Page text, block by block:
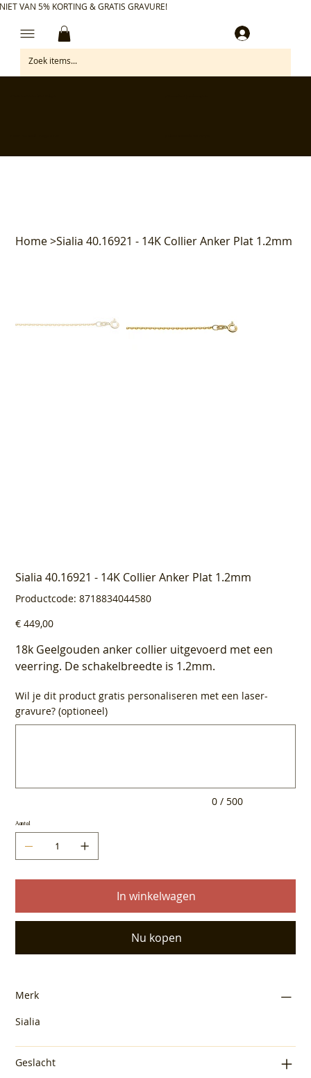
VAN 5% KORTING & GRATIS GRAVURE!
Home>Sialia 40.16921 - 14K Collier Anker Plat 1.2mm
Sialia 40.16921 - 14K Collier Anker Plat 1.2mm
Productcode: Productcode
8718834044580
8718834044580
Prijs
€ 449,00
18k Geelgouden anker collier uitgevoerd met een
veerring. De schakelbreedte is 1.2mm.
Wil je dit product gratis personaliseren met een laser-
gravure? (optioneel)
0 / 500
Aantal
In winkelwagen
Nu kopen
Merk
Sialia
Geslacht